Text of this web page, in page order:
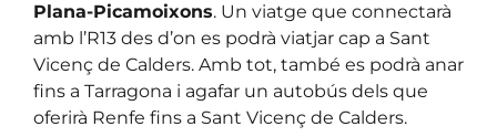
Plana-Picamoixons. Un viatge que connectarà
amb l’R13 des d’on es podrà viatjar cap a Sant
Vicenç de Calders. Amb tot, també es podrà anar
fins a Tarragona i agafar un autobús dels que
oferirà Renfe fins a Sant Vicenç de Calders.